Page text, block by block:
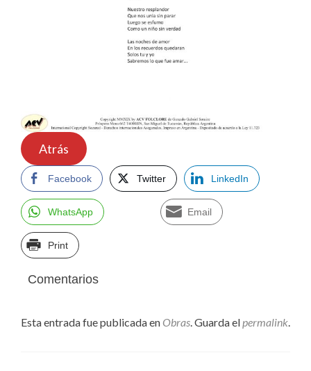
Atrás
Facebook Twitter LinkedIn
WhatsApp Email
Print
Comentarios
Esta entrada fue publicada en Obras . Guarda el permalink